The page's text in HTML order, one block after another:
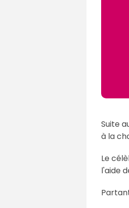
Suite
à la
Le
l'aide